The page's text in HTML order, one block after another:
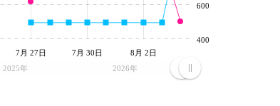
2025年 2026年
7月 27日 7月 30日 8月 2日
400
600